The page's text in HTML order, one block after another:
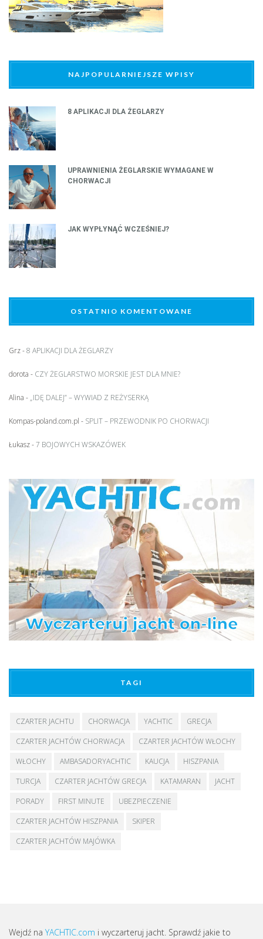
NAJPOPULARNIEJSZE WPISY
8 APLIKACJI DLA ŻEGLARZY
UPRAWNIENIA ŻEGLARSKIE WYMAGANE W
CHORWACJI
JAK WYPŁYNĄĆ WCZEŚNIEJ?
OSTATNIO KOMENTOWANE
Grz-8 APLIKACJI DLA ŻEGLARZY
dorota - CZY ŻEGLARSTWO MORSKIE JEST DLA MNIE?
Alina - „IDĘ DALEJ” – WYWIAD Z REŻYSERKĄ
Kompas-poland.com.pl - SPLIT – PRZEWODNIK PO CHORWACJI
Łukasz-7 BOJOWYCH WSKAZÓWEK
TAGI
CZARTER JACHTU CHORWACJA YACHTIC
GRECJA
CZARTER JACHTÓW CHORWACJA
CZARTER JACHTÓW WŁOCHY
WŁOCHY
AMBASADORYACHTIC KAUCJA
HISZPANIA
TURCJA
CZARTER JACHTÓW GRECJA KATAMARAN
JACHT
PORADY
FIRST MINUTE
UBEZPIECZENIE
CZARTER JACHTÓW HISZPANIA
SKIPER
CZARTER JACHTÓW MAJÓWKA
Wejdź na YACHTIC.com i wyczarteruj jacht. Sprawdź jakie to